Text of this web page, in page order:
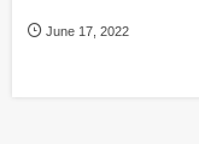
June 17 ,2022